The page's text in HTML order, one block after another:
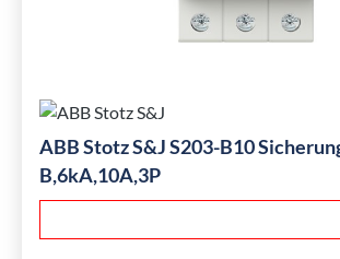
ABB Stotz S&J S203-B10
B,6kA,10A,3P